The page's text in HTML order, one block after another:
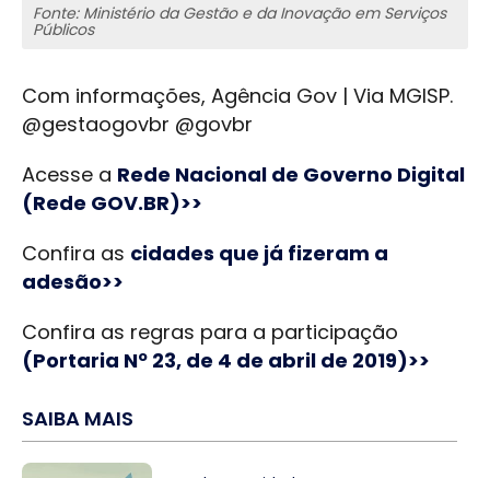
Fonte: Ministério da Gestão e da Inovação em Serviços
Públicos
Com informações, Agência Gov | Via MGISP.
@gestaogovbr @govbr
Acesse a Rede Nacional de Governo Digital
(Rede GOV.BR)>>
Confira as cidades que já fizeram a
adesão>>
Confira as regras para a participação
(Portaria Nº 23, de 4 de abril de 2019)>>
SAIBA MAIS